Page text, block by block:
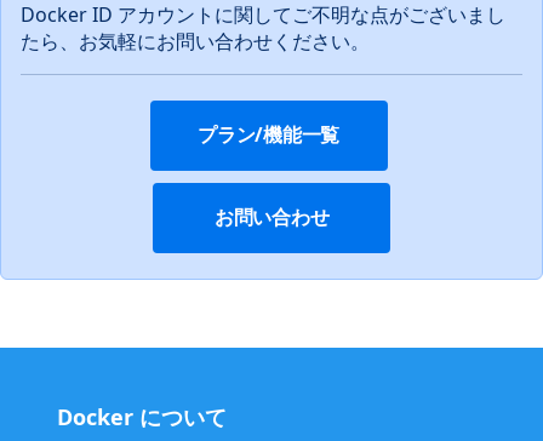
Docker ID アカウントに関してご不明な点がございまし
たら、お気軽にお問い合わせください。
プラン/機能一覧
お問い合わせ
Docker について